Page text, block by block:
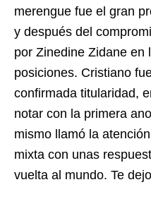
merengue fue el gran
y después del
por Zinedine Zidane en
posiciones. Cristiano
confirmada titularidad,
notar con la primera
mismo llamó la
mixta con unas
vuelta al mundo. Te